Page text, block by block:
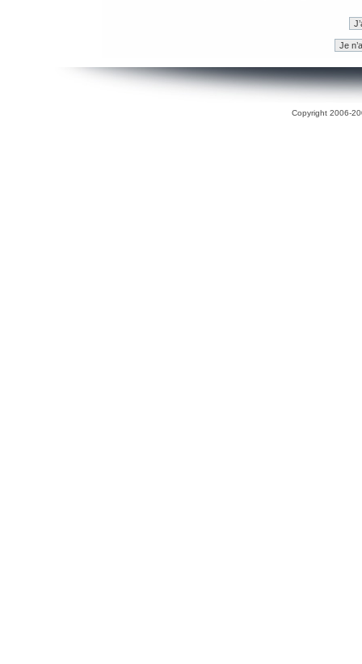
Copyright 2006-